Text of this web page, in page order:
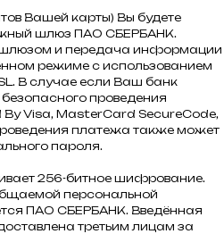
Вашей карты) Вы будете
шлюз ПАО СБЕРБАНК.
и передача информации
режиме с использованием
В случае если Ваш банк
проведения
By Visa, MasterCard SecureCode,
платежа также может
пароля.
256-битное шифрование.
персональной
ПАО СБЕРБАНК. Введённая
третьим лицам за